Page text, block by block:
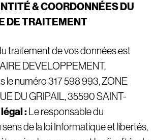
É& COORDONNÉES DU
DE TRAITEMENT
traitement de vos données est
DEVELOPPEMENT,
le numéro 317 598 993, ZONE
DU GRIPAIL, 35590 SAINT-
: Le responsable du
sens de la loi Informatique et libertés,